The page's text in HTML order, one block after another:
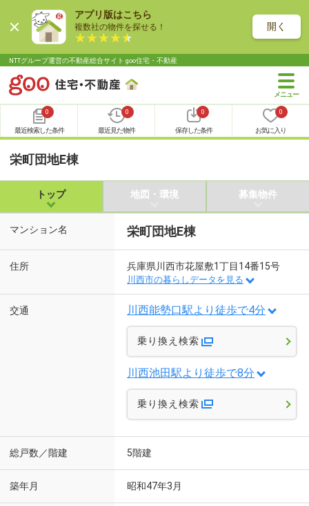
アプリ版はこちら
複数社の物件を探せる！ 開く
NTTグループ運営の不動産総合サイト goo住宅・不動産
0
最近検索した条件
0
最近見た物件
0
保存した条件
0
お気に入り
栄町団地E棟
トップ 地図・環境 募集物件
マンション名 栄町団地E棟
住所 兵庫県川西市花屋敷1丁目14番15号
川西市の暮らしデータを見る
交通 川西能勢口駅より徒歩で4分
乗り換え検索
川西池田駅より徒歩で8分
乗り換え検索
総戸数／階建 5階建
築年月 昭和47年3月